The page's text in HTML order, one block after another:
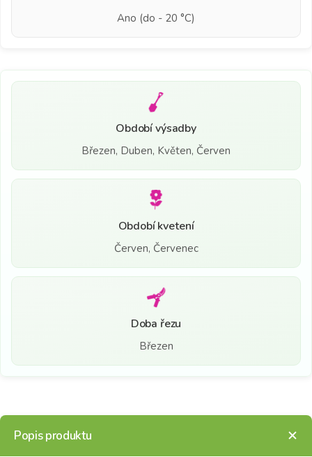
Ano (do - 20 °C)
Období výsadby
Březen, Duben, Květen, Červen
Období kvetení
Červen, Červenec
Doba řezu
Březen
Popis produktu